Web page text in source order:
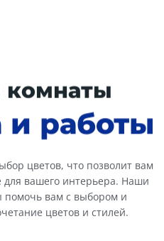
работы
цветов, что позволит вам
для вашего интерьера. Наши
помочь вам с выбором и
цветов и стилей.